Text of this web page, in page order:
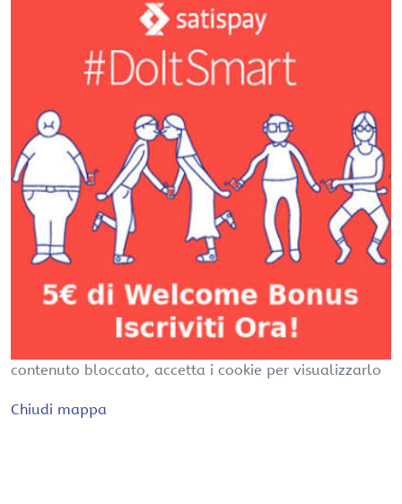
contenuto bloccato, accetta i cookie per visualizzarlo
Chiudi mappa